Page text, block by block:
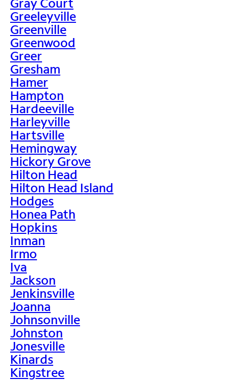
Greeleyville
Greenville
Greenwood
Greer
Gresham
Hamer
Hampton
Hardeeville
Harleyville
Hartsville
Hemingway
Hickory Grove
Hilton Head
Hilton Head Island
Hodges
Honea Path
Hopkins
Inman
Irmo
Iva
Jackson
Jenkinsville
Joanna
Johnsonville
Johnston
Jonesville
Kinards
Kingstree